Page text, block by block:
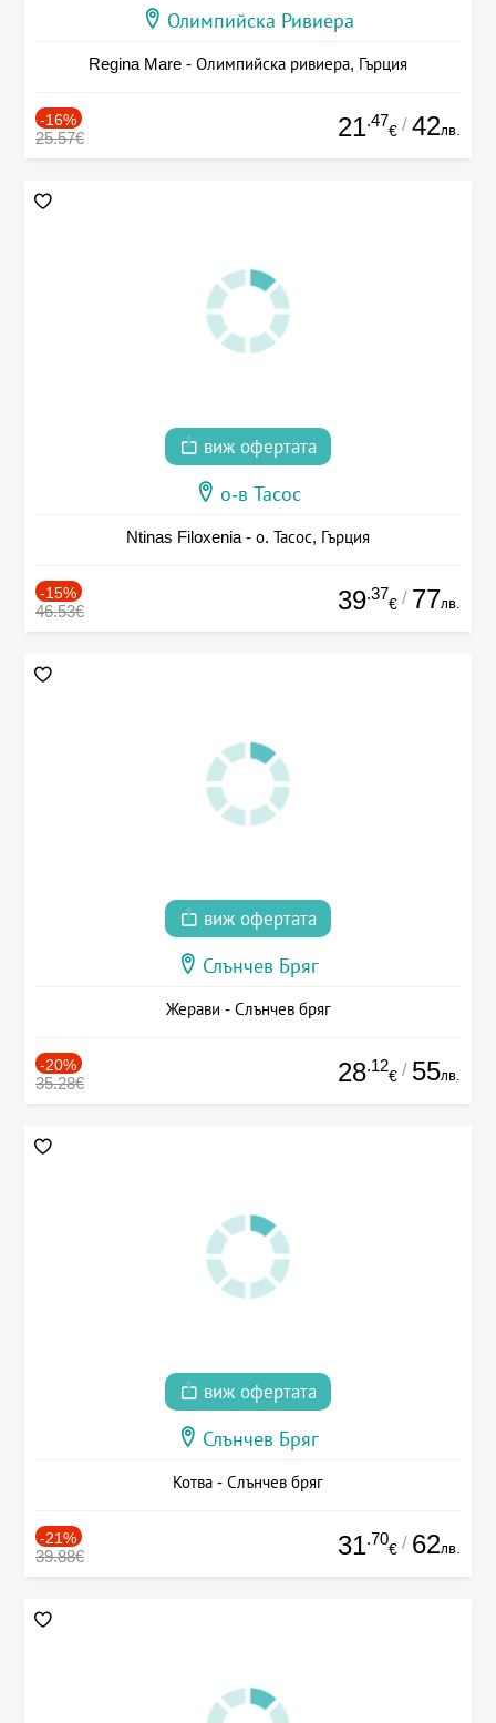
Олимпийска Ривиера
Regina Mare - Олимпийска ривиера, Гърция
-16%
25.57€ 21.47
€ / 42лв.
виж офертата
о-в Тасос
Ntinas Filoxenia - о. Тасос, Гърция
-15%
46.53€ 39.37
€ / 77лв.
виж офертата
Слънчев Бряг
Жерави - Слънчев бряг
-20%
35.28€ 28.12
€ / 55лв.
виж офертата
Слънчев Бряг
Котва - Слънчев бряг
-21%
39.88€ 31.70
€ / 62лв.